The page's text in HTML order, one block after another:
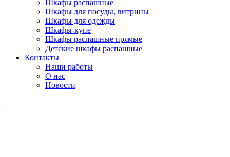
Шкафы распашные
Шкафы для посуды, витрины
Шкафы для одежды
Шкафы-купе
Шкафы распашные прямые
Детские шкафы распашные
Контакты
Наши работы
О нас
Новости